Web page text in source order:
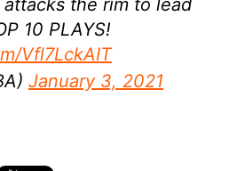
attacks the rim to lead
10 PLAYS!
Vfl7LckAIT
January 3, 2021